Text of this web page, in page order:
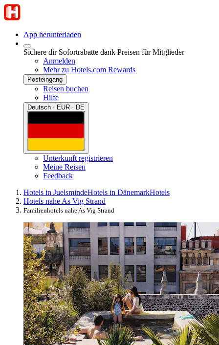
App herunterladen
Sichere dir Sofortrabatte dank Preisen für Mitglieder
Anmelden
Mehr zu Hotels.com Rewards
Posteingang
Reisen buchen
Hilfe
Deutsch · EUR · DE
Unterkunft registrieren
Meine Reisen
Feedback
Hotels in JuelsmindeHotels in DänemarkHotels
Hotels nahe As Vig Strand
Familienhotels nahe As Vig Strand